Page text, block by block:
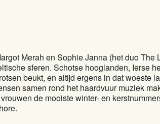
Merah en Sophie Janna (het duo The
sferen. Schotse hooglanden, Ierse
beukt, en altijd ergens in dat woeste
samen rond het haardvuur muziek
de mooiste winter- en